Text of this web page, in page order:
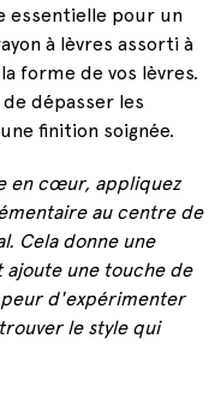
essentielle pour un
à lèvres assorti à
forme de vos lèvres.
dépasser les
finition soignée.
en cœur, appliquez
au centre de
Cela donne une
ajoute une touche de
peur d'expérimenter
le style qui